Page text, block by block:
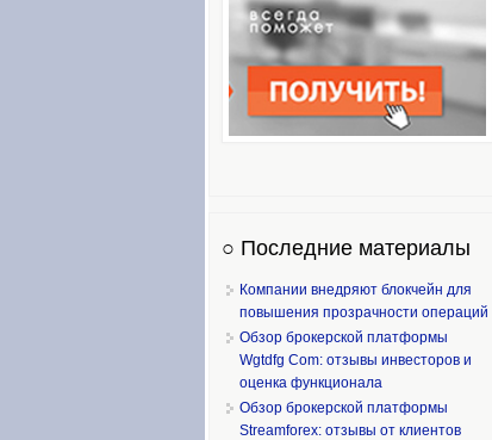
○ Последние материалы
Компании внедряют блокчейн для
повышения прозрачности операций
Обзор брокерской платформы
Wgtdfg Com: отзывы инвесторов и
оценка функционала
Обзор брокерской платформы
Streamforex: отзывы от клиентов